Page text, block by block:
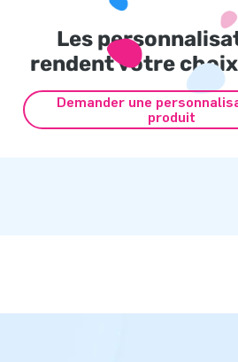
Les
rendent votre
Demander une
produit